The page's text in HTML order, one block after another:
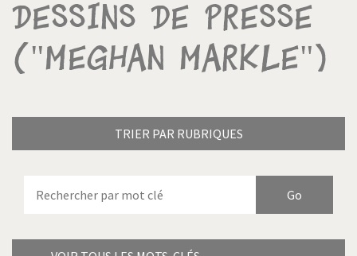
Dessins de presse
("Meghan Markle")
TRIER PAR RUBRIQUES
Bienvenue en Italie
Bye Biden! Catholique ou pas très?